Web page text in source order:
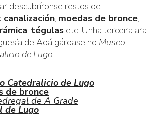
descubríronse restos de
canalización, moedas de bronce,
, tégulas etc. Unha terceira ara
de Adá gárdase no Museo
de Lugo.
Catedralicio de Lugo
de bronce
de A Grade
de Lugo